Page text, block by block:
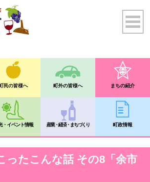
民の皆様へ 町外の皆様へ まちの紹介
・イベント情報 産業・経済・まちづくり 町政情報
ったこんな話 その8「余市